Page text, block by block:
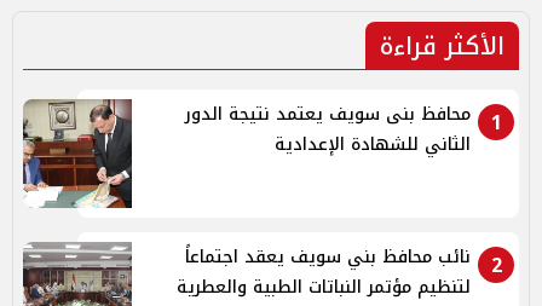
الأكثر قراءة
1
محافظ بنى سويف يعتمد نتيجة الدور
الثاني للشهادة الإعدادية
2
نائب محافظ بني سويف يعقد اجتماعاً
لتنظيم مؤتمر النباتات الطبية والعطرية